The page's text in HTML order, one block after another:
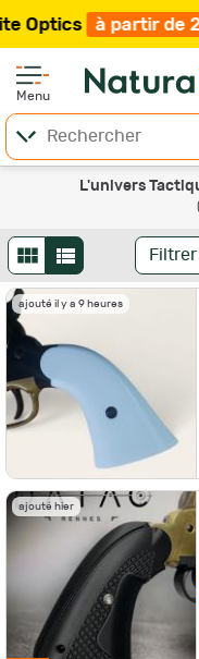
de 219€ / Plus
Menu
L'univers
Filtrer
ajouté il y a 9 heures
ajouté hier